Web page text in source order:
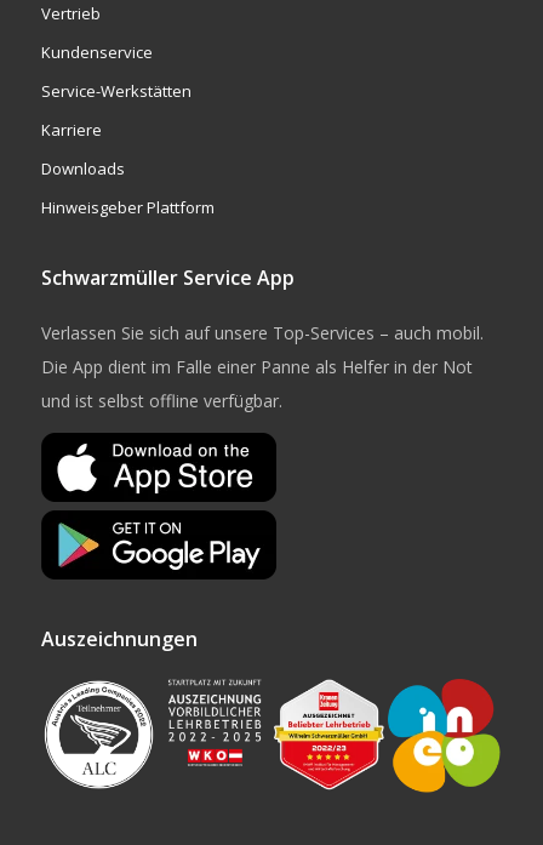
Vertrieb
Kundenservice
Service-Werkstätten
Karriere
Downloads
Hinweisgeber Plattform
Schwarzmüller Service App
Verlassen Sie sich auf unsere Top-Services – auch mobil.
Die App dient im Falle einer Panne als Helfer in der Not
und ist selbst offline verfügbar.
Auszeichnungen